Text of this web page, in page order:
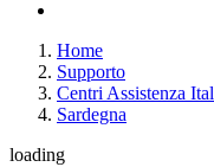
Home
Supporto
Centri Assistenza
Sardegna
loading